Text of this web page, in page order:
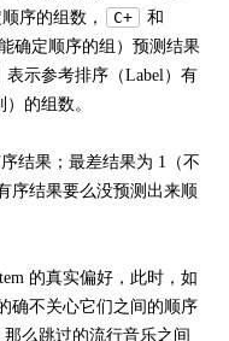
序的组数， C+
和
确定顺序的组）预测结果
表示参考排序（Label）有
的组数。
结果；最差结果为 1（不
序结果要么没预测出来顺
的真实偏好，此时，如
确不关心它们之间的顺序
那么跳过的流行音乐之间